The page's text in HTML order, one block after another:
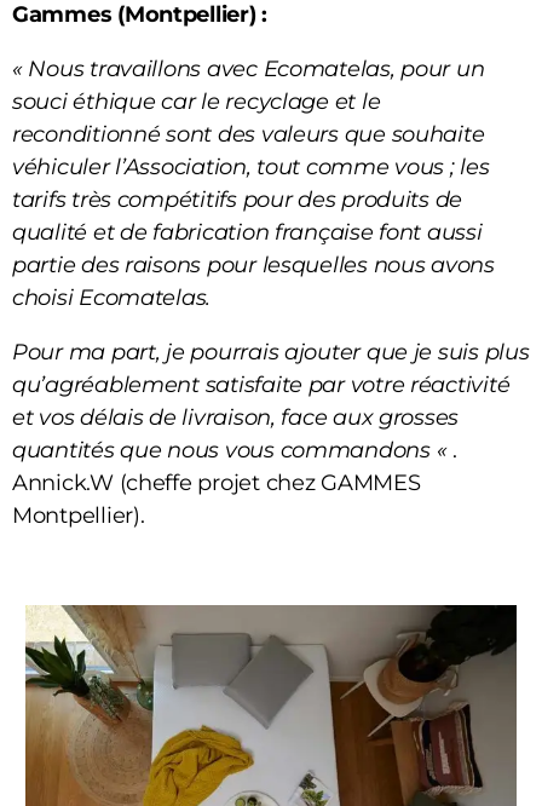
Gammes (Montpellier) :
« Nous travaillons avec Ecomatelas, pour un
souci éthique car le recyclage et le
reconditionné sont des valeurs que souhaite
véhiculer l’Association, tout comme vous ; les
tarifs très compétitifs pour des produits de
qualité et de fabrication française font aussi
partie des raisons pour lesquelles nous avons
choisi Ecomatelas.
Pour ma part, je pourrais ajouter que je suis plus
qu’agréablement satisfaite par votre réactivité
et vos délais de livraison, face aux grosses
quantités que nous vous commandons « .
Annick.W (cheffe projet chez GAMMES
Montpellier).